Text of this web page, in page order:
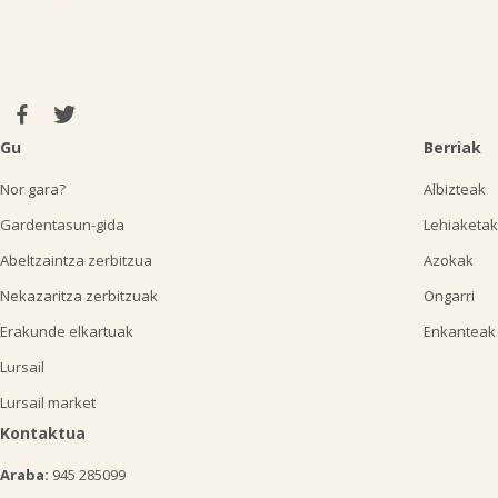
Gu
Nor gara?
Gardentasun-gida
Abeltzaintza zerbitzua
Nekazaritza zerbitzuak
Erakunde elkartuak
Lursail
Lursail market
Berriak
Albizteak
Lehiaketak
Azokak
Ongarri
Enkanteak
Kontaktua
Araba: 945 285099